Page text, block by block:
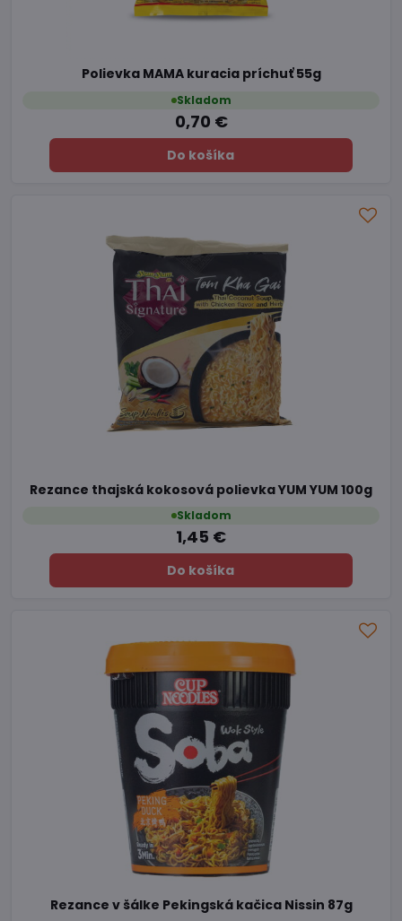
Polievka MAMA kuracia príchuť 55g
Skladom
0,70 €
Do košíka
Rezance thajská kokosová polievka YUM YUM 100g
Skladom
1,45 €
Do košíka
Rezance v šálke Pekingská kačica Nissin 87g